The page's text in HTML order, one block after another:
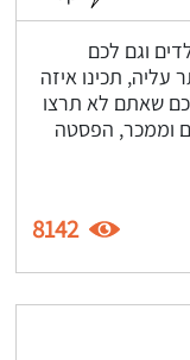
וגם לכם
עליה, תכינו איזה
שאתם לא תרצו
וממכר, הפסטה
8142